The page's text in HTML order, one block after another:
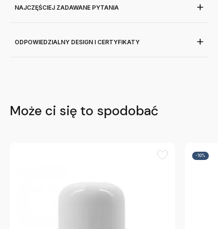
NAJCZĘŚCIEJ ZADAWANE PYTANIA
ODPOWIEDZIALNY DESIGN I CERTYFIKATY
Może ci się to spodobać
-10%